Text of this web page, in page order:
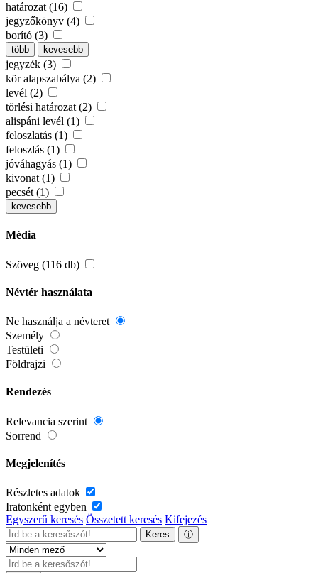
határozat (16)
jegyzőkönyv (4)
borító (3)
több kevesebb
jegyzék (3)
kör alapszabálya (2)
levél (2)
törlési határozat (2)
alispáni levél (1)
feloszlatás (1)
feloszlás (1)
jóváhagyás (1)
kivonat (1)
pecsét (1)
kevesebb
Média
Szöveg (116 db)
Névtér használata
Ne használja a névteret
Személy
Testületi
Földrajzi
Rendezés
Relevancia szerint
Sorrend
Megjelenítés
Részletes adatok
Iratonként egyben
Egyszerű keresés Összetett keresés Kifejezés
Keres ⓘ